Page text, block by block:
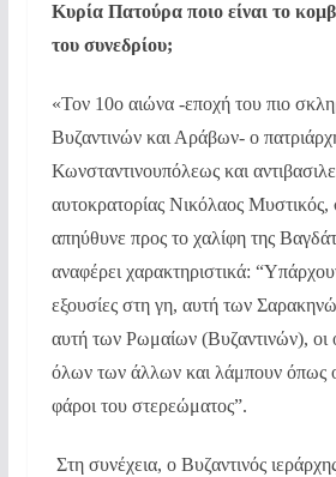
Κυρία Πατούρα ποιο είναι το
του συνεδρίου;
«Τον 10ο αιώνα -εποχή του πιο
Βυζαντινών και Αράβων- ο
Κωνσταντινουπόλεως και
αυτοκρατορίας Νικόλαος Μυστικός,
απηύθυνε προς το χαλίφη της
αναφέρει χαρακτηριστικά:
εξουσίες στη γη, αυτή των
αυτή των Ρωμαίων (Βυζαντινών), οι
όλων των άλλων και λάμπουν όπως
φάροι του στερεώματος”.
Στη συνέχεια, ο Βυζαντινός